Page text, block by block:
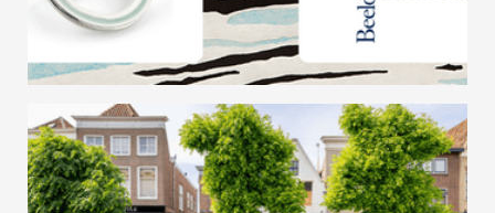
Haarlems Sieraad Collectief Expositie |
Enschede